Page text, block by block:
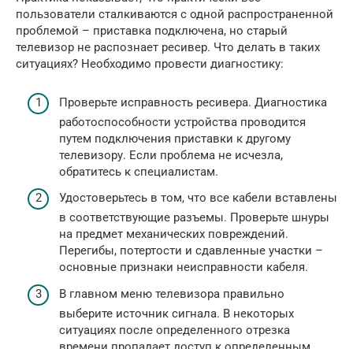
пользователи сталкиваются с одной распространенной
проблемой – приставка подключена, но старый
телевизор не распознает ресивер. Что делать в таких
ситуациях? Необходимо провести диагностику:
Проверьте исправность ресивера. Диагностика
работоспособности устройства проводится
путем подключения приставки к другому
телевизору. Если проблема не исчезла,
обратитесь к специалистам.
Удостоверьтесь в том, что все кабели вставлены
в соответствующие разъемы. Проверьте шнуры
на предмет механических повреждений.
Перегибы, потертости и сдавленные участки –
основные признаки неисправности кабеля.
В главном меню телевизора правильно
выберите источник сигнала. В некоторых
ситуациях после определенного отрезка